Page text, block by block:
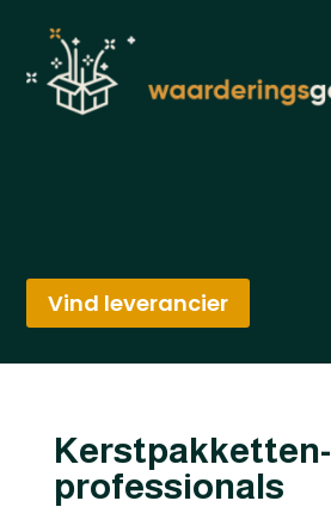
Vind leverancier
Kerstpakketten-
professionals